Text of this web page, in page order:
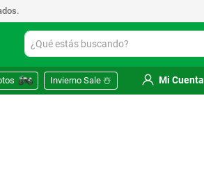
¿Qué estás buscando?
Invierno Sale ☃️ Mi Cuenta